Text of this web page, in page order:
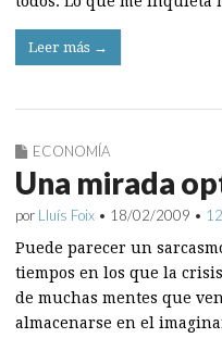
Leer más →
ECONOMÍA
Una mirada
por Lluís Foix • 18/02/2009 •
Puede parecer un
tiempos en los que la
de muchas mentes que
almacenarse en el